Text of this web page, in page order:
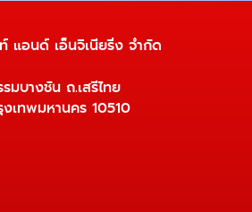
แอนด์ เอ็นจิเนียริ่ง จำกัด
บางชัน ถ.เสรีไทย
เทพมหานคร 10510